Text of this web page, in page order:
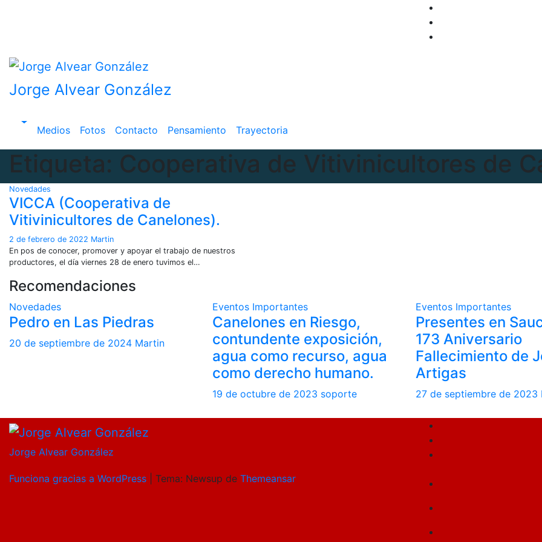
Jorge Alvear González
Medios Fotos Contacto Pensamiento Trayectoria
Etiqueta: Cooperativa de Vitivinicultores de
Novedades
VICCA (Cooperativa de
Vitivinicultores de Canelones).
2 de febrero de 2022 Martin
En pos de conocer, promover y apoyar el trabajo de nuestros
productores, el día viernes 28 de enero tuvimos el…
Recomendaciones
Novedades
Pedro en Las Piedras
20 de septiembre de 2024 Martin
Eventos Importantes
Canelones en Riesgo,
contundente exposición,
agua como recurso, agua
como derecho humano.
19 de octubre de 2023 soporte
Eventos Importantes
Presentes en
173 Aniversario
Fallecimiento de
Artigas
27 de septiembre de 2023
Jorge Alvear González
Funciona gracias a WordPress Tema: Newsup de Themeansar